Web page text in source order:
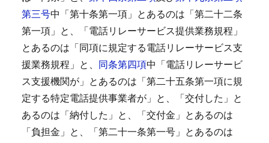
第三号中「第十条第一項」とあるのは「第二十二条
第一項」と、「電話リレーサービス提供業務規程」
とあるのは「同項に規定する電話リレーサービス支
援業務規程」と、 同条第四項中「電話リレーサービ
ス支援機関が」とあるのは「第二十五条第一項に規
定する特定電話提供事業者が」と、「交付した」と
あるのは「納付した」と、「交付金」とあるのは
「負担金」と、「第二十一条第一号」とあるのは